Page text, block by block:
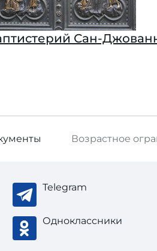
Сан-
Возрастное
Telegram
Одноклассники